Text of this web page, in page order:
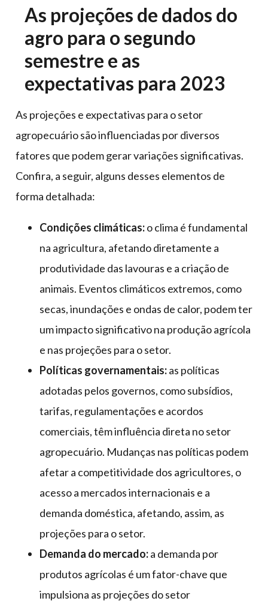
As projeções de dados do
agro para o segundo
semestre e as
expectativas para 2023
As projeções e expectativas para o setor
agropecuário são influenciadas por diversos
fatores que podem gerar variações significativas.
Confira, a seguir, alguns desses elementos de
forma detalhada:
Condições climáticas:o clima é fundamental
na agricultura, afetando diretamente a
produtividade das lavouras e a criação de
animais. Eventos climáticos extremos, como
secas, inundações e ondas de calor, podem ter
um impacto significativo na produção agrícola
e nas projeções para o setor.
Políticas governamentais:as políticas
adotadas pelos governos, como subsídios,
tarifas, regulamentações e acordos
comerciais, têm influência direta no setor
agropecuário. Mudanças nas políticas podem
afetar a competitividade dos agricultores, o
acesso a mercados internacionais e a
demanda doméstica, afetando, assim, as
projeções para o setor.
Demanda do mercado:a demanda por
produtos agrícolas é um fator-chave que
impulsiona as projeções do setor